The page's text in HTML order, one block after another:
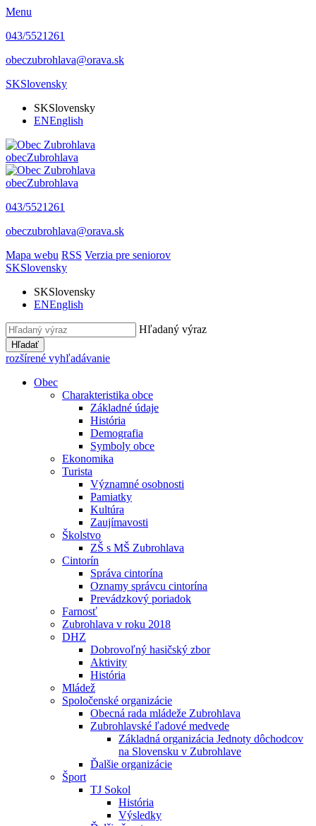
Menu
043/5521261
obeczubrohlava@orava.sk
SKSlovensky
SKSlovensky
ENEnglish
obecZubrohlava
obecZubrohlava
043/5521261
obeczubrohlava@orava.sk
Mapa webu RSS Verzia pre seniorov
SKSlovensky
SKSlovensky
ENEnglish
Hľadaný výraz
Hľadať
rozšírené vyhľadávanie
Obec
Charakteristika obce
Základné údaje
História
Demografia
Symboly obce
Ekonomika
Turista
Významné osobnosti
Pamiatky
Kultúra
Zaujímavosti
Školstvo
ZŠ s MŠ Zubrohlava
Cintorín
Správa cintorína
Oznamy správcu cintorína
Prevádzkový poriadok
Farnosť
Zubrohlava v roku 2018
DHZ
Dobrovoľný hasičský zbor
Aktivity
História
Mládež
Spoločenské organizácie
Obecná rada mládeže Zubrohlava
Zubrohlavské ľadové medvede
Základná organizácia Jednoty dôchodcov
na Slovensku v Zubrohlave
Ďalšie organizácie
Šport
TJ Sokol
História
Výsledky